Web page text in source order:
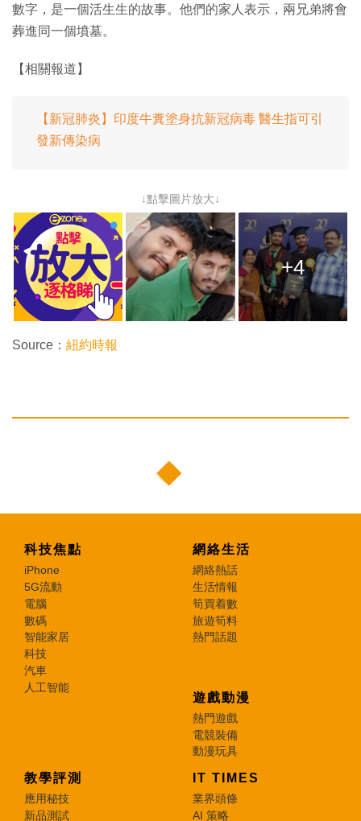
數字，是一個活生生的故事。他們的家人表示，兩兄弟將會
葬進同一個墳墓。
【相關報道】
【新冠肺炎】印度牛糞塗身抗新冠病毒 醫生指可引
發新傳染病
↓點擊圖片放大↓
+4
Source： 紐約時報
科技焦點
iPhone
5G流動
電腦
數碼
智能家居
科技
汽車
人工智能
網絡生活
網絡熱話
生活情報
筍買着數
旅遊筍料
熱門話題
遊戲動漫
熱門遊戲
電競裝備
動漫玩具
教學評測
應用秘技
新品測試
IT TIMES
業界頭條
AI 策略